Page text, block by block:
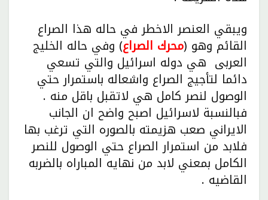
ويبقي العنصر الاخطر في حاله هذا الصراع
القائم وهو (محرك الصراع) وفي حاله الخليج
العربى هي دوله اسرائيل والتي تسعي
دائما لتأجيج الصراع واشعاله باستمرار حتي
الوصول لنصر كامل هي لاتقبل باقل منه .
فبالنسبة لاسرائيل اصبح واضح ان الجانب
الايراني صعب هزيمته بالصوره التي ترغب بها
فلابد من استمرار الصراع حتي الوصول للنصر
الكامل بمعني لابد من نهايه المباراه بالضربه
القاضيه .